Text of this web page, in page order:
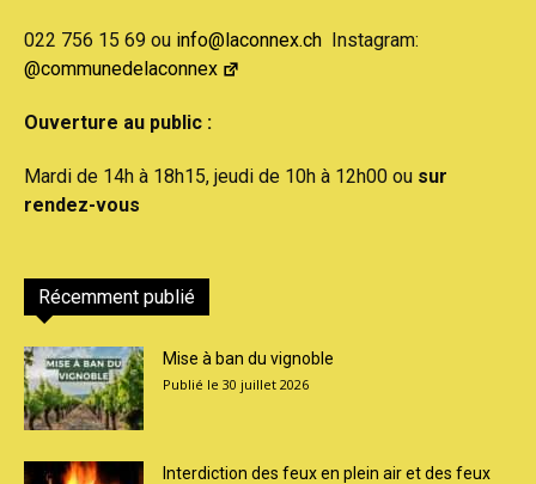
022 756 15 69 ou info@laconnex.ch Instagram:
@communedelaconnex
Ouverture au public :
Mardi de 14h à 18h15, jeudi de 10h à 12h00 ou sur
rendez-vous
Récemment publié
Mise à ban du vignoble
30 juillet 2026
Interdiction des feux en plein air et des feux